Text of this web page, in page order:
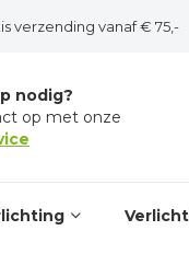
verzending vanaf € 75,-
nodig?
op met onze